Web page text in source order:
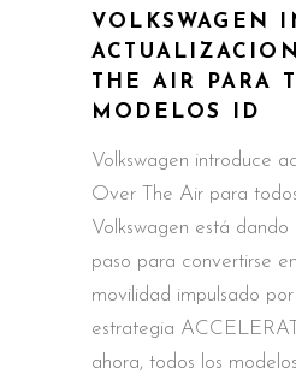
VOLKSWAGEN
THE AIR PARA
MODELOS ID
Volkswagen introduce
Over The Air para
Volkswagen está dando
paso para convertirse
movilidad impulsado
estrategia
ahora, todos los